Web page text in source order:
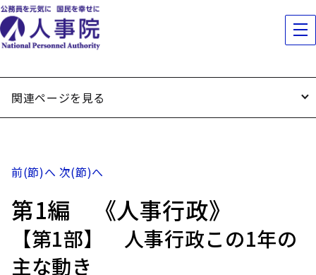
関連ページを見る
前(節)へ 次(節)へ
第1編 《人事行政》
【第1部】 人事行政この1年の
主な動き